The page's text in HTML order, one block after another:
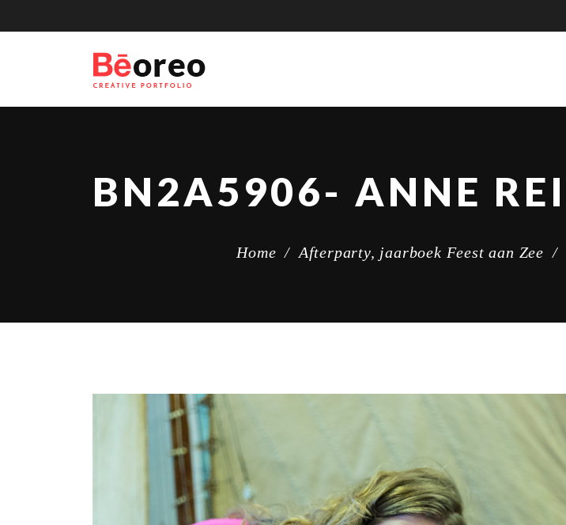
Home / Afterparty, jaarboek Feest aan Zee /